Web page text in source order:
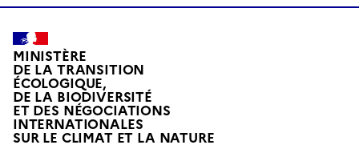
MINISTÈRE
DE LA TRANSITION
ÉCOLOGIQUE,
DE LA BIODIVERSITÉ
ET DES NÉGOCIATIONS
INTERNATIONALES
SUR LE CLIMAT ET LA NATUREL